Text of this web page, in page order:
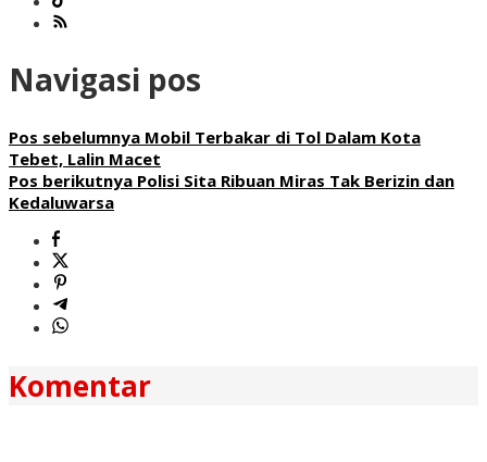
Navigasi pos
Pos sebelumnya Mobil Terbakar di Tol Dalam Kota
Tebet, Lalin Macet
Pos berikutnya Polisi Sita Ribuan Miras Tak Berizin dan
Kedaluwarsa
Komentar